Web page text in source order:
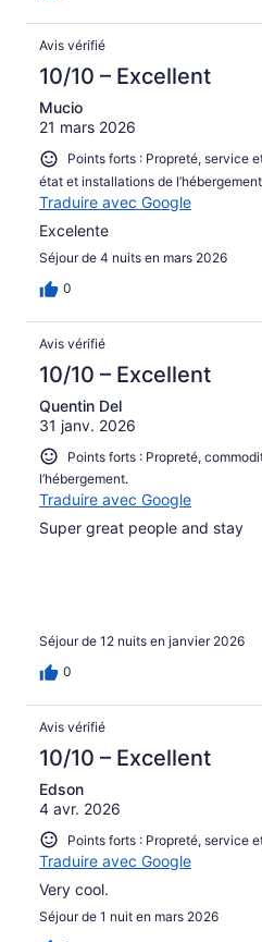
Avis vérifié
10/10 – Excellent
Mucio
21 mars 2026
Points forts : Propreté, service
état et installations de
Traduire avec Google
Excelente
Séjour de 4 nuits en mars 2026
0
Avis vérifié
10/10 – Excellent
Quentin Del
31 janv. 2026
Points forts : Propreté,
l’hébergement.
Traduire avec Google
Super great people and stay
Séjour de 12 nuits en janvier 2026
0
Avis vérifié
10/10 – Excellent
Edson
4 avr. 2026
Points forts : Propreté, service
Traduire avec Google
Very cool.
Séjour de 1 nuit en mars 2026